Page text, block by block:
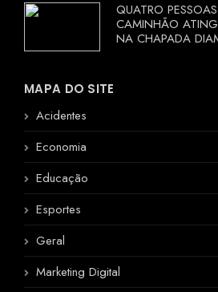
QUATRO
CAMINHÃO
NA CHAPADA
MAPA DO SITE
Acidentes
Economia
Educação
Esportes
Geral
Marketing Digital